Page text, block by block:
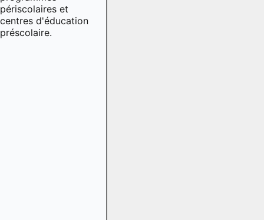
périscolaires et
centres d'éducation
préscolaire.